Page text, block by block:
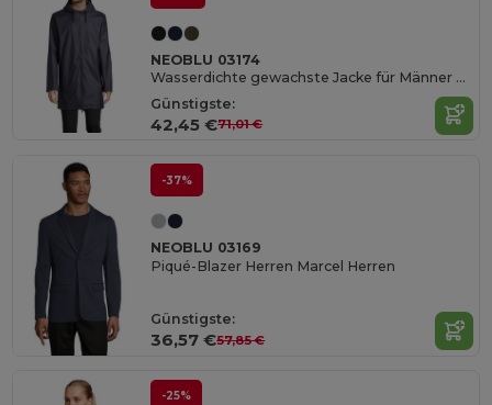
NEOBLU 03174
Wasserdichte gewachste Jacke für Männer Antoine Herren
Günstigste:
42,45 €71,01 €
-37%
NEOBLU 03169
Piqué-Blazer Herren Marcel Herren
Günstigste:
36,57 €57,85 €
-25%